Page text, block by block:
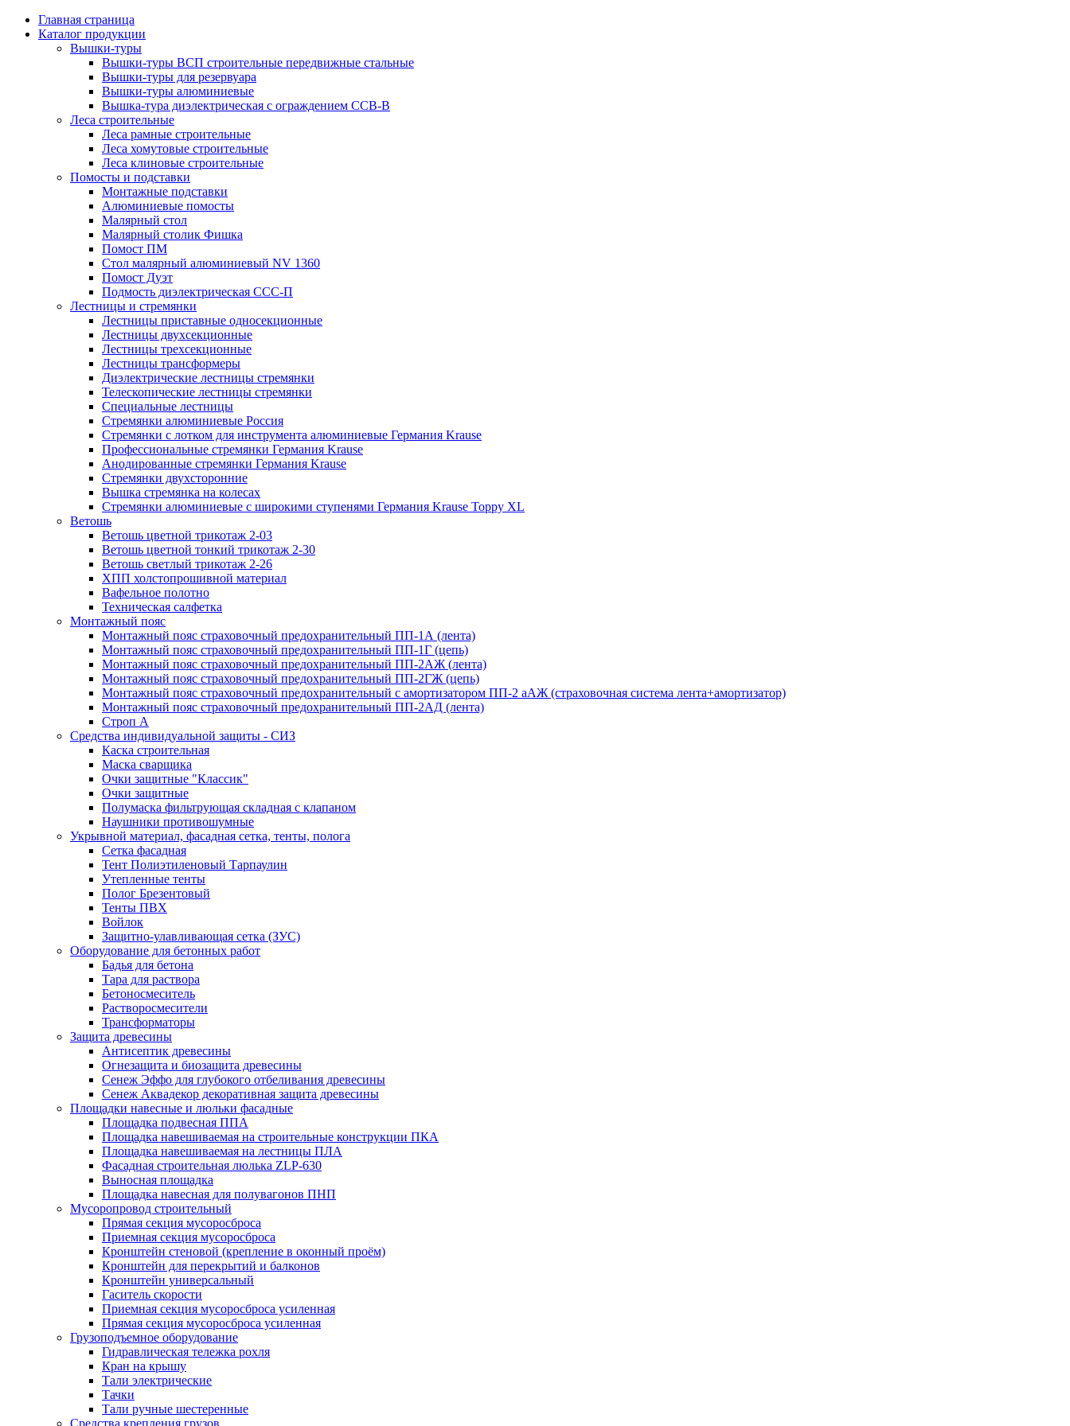
Главная страница
Каталог продукции
Вышки-туры
Вышки-туры ВСП строительные передвижные стальные
Вышки-туры для резервуара
Вышки-туры алюминиевые
Вышка-тура диэлектрическая с ограждением ССВ-В
Леса строительные
Леса рамные строительные
Леса хомутовые строительные
Леса клиновые строительные
Помосты и подставки
Монтажные подставки
Алюминиевые помосты
Малярный стол
Малярный столик Фишка
Помост ПМ
Стол малярный алюминиевый NV 1360
Помост Дуэт
Подмость диэлектрическая ССС-П
Лестницы и стремянки
Лестницы приставные односекционные
Лестницы двухсекционные
Лестницы трехсекционные
Лестницы трансформеры
Диэлектрические лестницы стремянки
Телескопические лестницы стремянки
Специальные лестницы
Стремянки алюминиевые Россия
Стремянки c лотком для инструмента алюминиевые Германия Krause
Профессиональные стремянки Германия Krause
Анодированные стремянки Германия Krause
Стремянки двухсторонние
Вышка стремянка на колесах
Стремянки алюминиевые c широкими ступенями Германия Krause Toppy XL
Ветошь
Ветошь цветной трикотаж 2-03
Ветошь цветной тонкий трикотаж 2-30
Ветошь светлый трикотаж 2-26
ХПП холстопрошивной материал
Вафельное полотно
Техническая салфетка
Монтажный пояс
Монтажный пояс страховочный предохранительный ПП-1А (лента)
Монтажный пояс страховочный предохранительный ПП-1Г (цепь)
Монтажный пояс страховочный предохранительный ПП-2АЖ (лента)
Монтажный пояс страховочный предохранительный ПП-2ГЖ (цепь)
Монтажный пояс страховочный предохранительный с амортизатором ПП-2 аАЖ (страховочная система лента+амортизатор)
Монтажный пояс страховочный предохранительный ПП-2АД (лента)
Строп А
Средства индивидуальной защиты - СИЗ
Каска строительная
Маска сварщика
Очки защитные "Классик"
Очки защитные
Полумаска фильтрующая складная с клапаном
Наушники противошумные
Укрывной материал, фасадная сетка, тенты, полога
Сетка фасадная
Тент Полиэтиленовый Тарпаулин
Утепленные тенты
Полог Брезентовый
Тенты ПВХ
Войлок
Защитно-улавливающая сетка (ЗУС)
Оборудование для бетонных работ
Бадья для бетона
Тара для раствора
Бетоносмеситель
Растворосмесители
Трансформаторы
Защита древесины
Антисептик древесины
Огнезащита и биозащита древесины
Сенеж Эффо для глубокого отбеливания древесины
Сенеж Аквадекор декоративная защита древесины
Площадки навесные и люльки фасадные
Площадка подвесная ППА
Площадка навешиваемая на строительные конструкции ПКА
Площадка навешиваемая на лестницы ПЛА
Фасадная строительная люлька ZLP-630
Выносная площадка
Площадка навесная для полувагонов ПНП
Мусоропровод строительный
Прямая секция мусоросброса
Приемная секция мусоросброса
Кронштейн стеновой (крепление в оконный проём)
Кронштейн для перекрытий и балконов
Кронштейн универсальный
Гаситель скорости
Приемная секция мусоросброса усиленная
Прямая секция мусоросброса усиленная
Грузоподъемное оборудование
Гидравлическая тележка рохля
Кран на крышу
Тали электрические
Тачки
Тали ручные шестеренные
Средства крепления грузов